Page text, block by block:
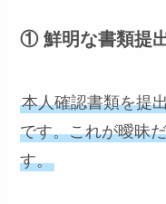
① 鮮明な書類提
本人確認書類を提
です。これが曖昧
す。